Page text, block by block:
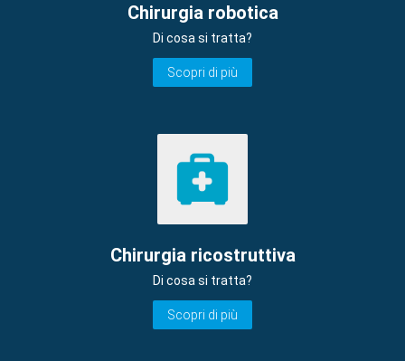
Chirurgia robotica
Di cosa si tratta?
Scopri di più
Chirurgia ricostruttiva
Di cosa si tratta?
Scopri di più